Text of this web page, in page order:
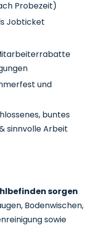
Probezeit)
Jobticket
und
buntes
sinnvolle Arbeit
sorgen
Bodenwischen,
sowie